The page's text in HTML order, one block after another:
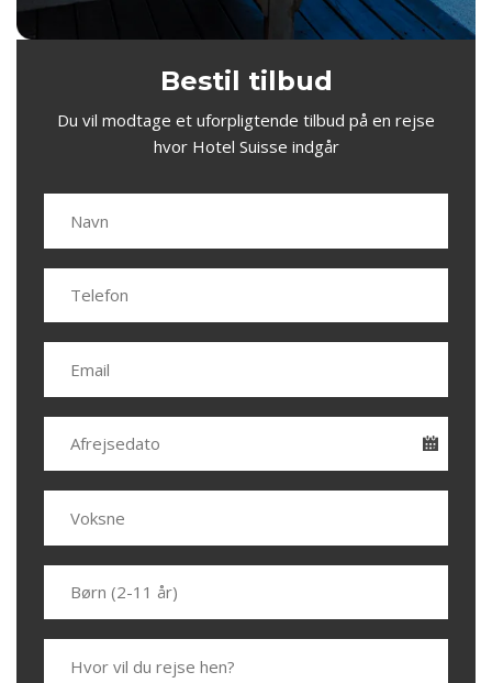
Bestil tilbud
Du vil modtage et uforpligtende tilbud på en rejse
hvor Hotel Suisse indgår